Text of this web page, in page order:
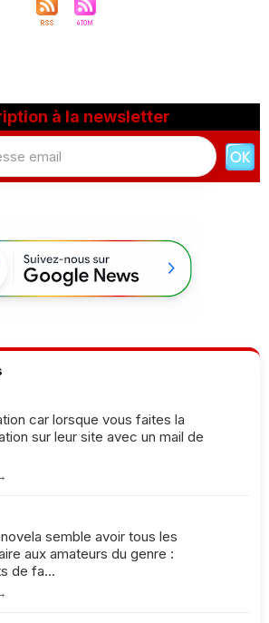
à la newsletter
car lorsque vous faites la
sur leur site avec un mail de
semble avoir tous les
aux amateurs du genre :
de fa...